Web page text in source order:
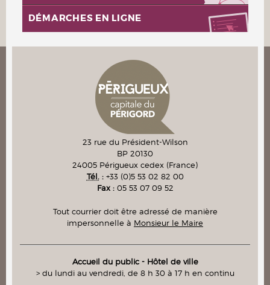
DÉMARCHES EN LIGNE
23 rue du Président-Wilson
BP 20130
24005 Périgueux cedex (France)
Tél. : +33 (0)5 53 02 82 00
Fax : 05 53 07 09 52
Tout courrier doit être adressé de manière
impersonnelle à Monsieur le Maire
Accueil du public - Hôtel de ville
> du lundi au vendredi, de 8 h 30 à 17 h en continu